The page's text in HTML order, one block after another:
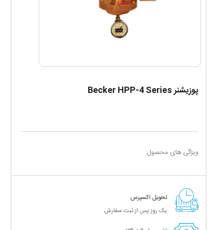
پوزیشنر Becker HPP-4 Series
ویژگی های محصول:
تحویل اکسپرس
یک روز پس از ثبت سفارش